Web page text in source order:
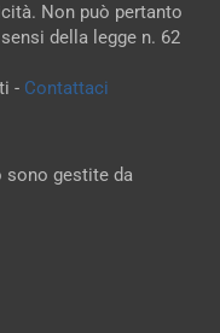
Non può pertanto
della legge n. 62
- Contattaci
sono gestite da